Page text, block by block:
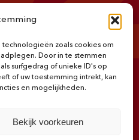
zoals cookies om
Door in te stemmen
surfgedrag of unieke ID's op
of uw toestemming intrekt, kan
en mogelijkheden.
Bekijk voorkeuren
415585